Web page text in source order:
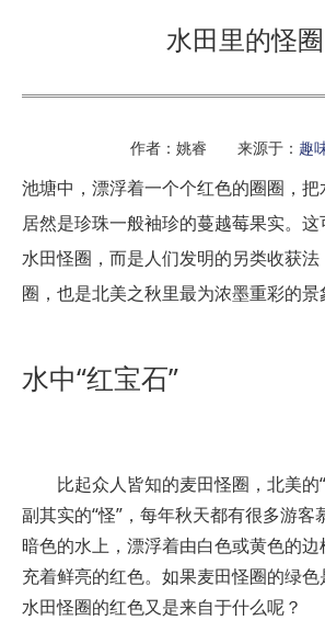
水田里的怪圈
作者：姚睿 来源于： 趣
池塘中，漂浮着一个个红色的圈圈，把
居然是珍珠一般袖珍的蔓越莓果实。
水田怪圈，而是人们发明的另类收获
圈，也是北美之秋里最为浓墨重彩的景
水中“红宝石”
比起众人皆知的麦田怪圈，北美的
副其实的“怪”，每年秋天都有很多游客
暗色的水上，漂浮着由白色或黄色的
充着鲜亮的红色。如果麦田怪圈的绿
水田怪圈的红色又是来自于什么呢？